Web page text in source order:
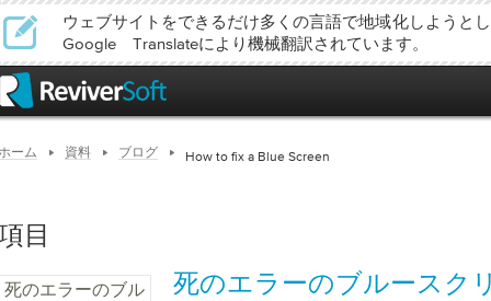
ウェブサイトをできるだけ多くの言語で地域化しようと
Google Translateにより機械翻訳されています。
ーム 資料 ブログ How to fix a Blue Screen
目
死のエラーのブル
死のエラーのブルースク